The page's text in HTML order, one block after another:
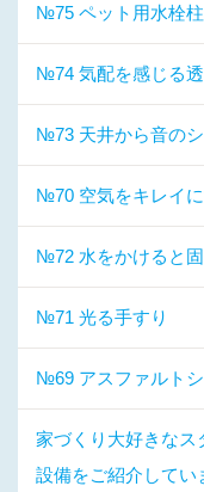
№75 ペット用水栓柱
№74 気配を感じる
№73 天井から音の
№70 空気をキレイ
№72 水をかけると
№71 光る手すり
№69 アスファルト
家づくり大好きなス
設備をご紹介してい